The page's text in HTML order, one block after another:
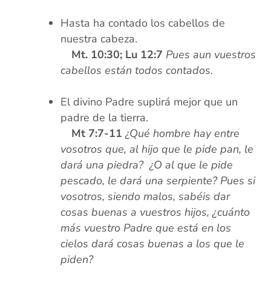
Hasta ha contado los cabellos de
nuestra cabeza.
Mt. 10:30; Lu 12:7 Pues aun vuestros
cabellos están todos contados.
El divino Padre suplirá mejor que un
padre de la tierra.
Mt 7:7-11 ¿Qué hombre hay entre
vosotros que, al hijo que le pide pan, le
dará una piedra? ¿O al que le pide
pescado, le dará una serpiente? Pues si
vosotros, siendo malos, sabéisdar
cosas buenas a vuestros hijos, ¿cuánto
más vuestro Padre que está en los
cielos dará cosas buenas a los que le
piden?